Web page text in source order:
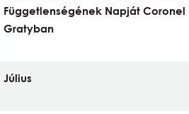
Függetlenségének Napját Coronel
Gratyban
Július